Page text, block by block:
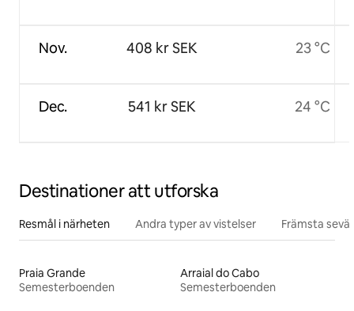
Nov.
Dec.
408 kr SEK
541 kr SEK
23 °C
24 °C
Destinationer att utforska
Resmål i närheten Andra typer av vistelser Främsta
Praia Grande
Semesterboenden
Arraial do Cabo
Semesterboenden